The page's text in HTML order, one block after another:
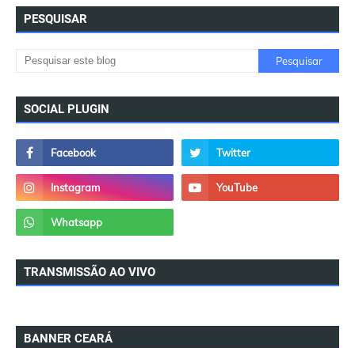
PESQUISAR
SOCIAL PLUGIN
TRANSMISSÃO AO VIVO
BANNER CEARÁ